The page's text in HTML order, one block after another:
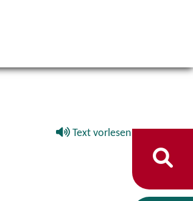
Text vorlesen